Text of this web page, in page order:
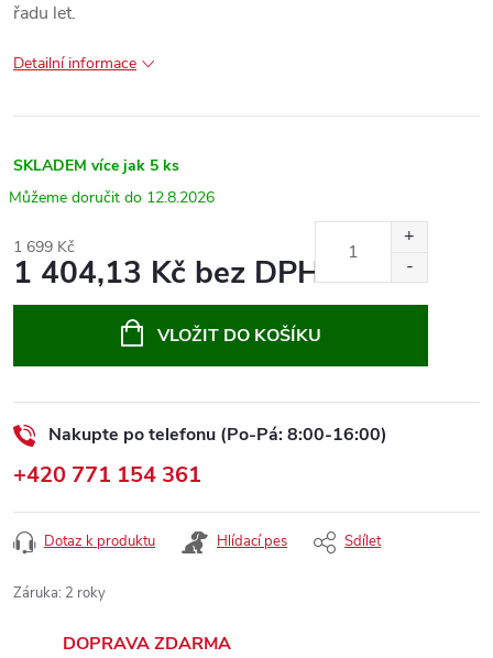
řadu let.
Detailní informace
SKLADEM více jak 5 ks
12.8.2026
1 699 Kč
1 404,13 Kč bez DPH
VLOŽIT DO KOŠÍKU
Nakupte po telefonu (Po-Pá: 8:00-16:00)
+420 771 154 361
Dotaz k produktu Hlídací pes Sdílet
Záruka: 2 roky
DOPRAVA ZDARMA